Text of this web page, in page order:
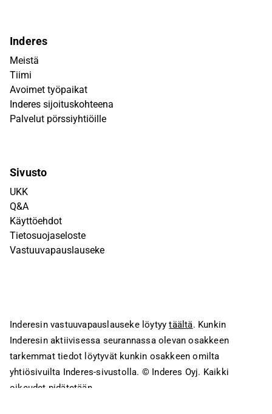
Inderes
Meistä
Tiimi
Avoimet työpaikat
Inderes sijoituskohteena
Palvelut pörssiyhtiöille
Sivusto
UKK
Q&A
Käyttöehdot
Tietosuojaseloste
Vastuuvapauslauseke
Inderesin vastuuvapauslauseke löytyytäältä. Kunkin
Inderesin aktiivisessa seurannassa olevan osakkeen
tarkemmat tiedot löytyvät kunkin osakkeen omilta
yhtiösivuilta Inderes-sivustolla. © Inderes Oyj. Kaikki
oikeudet pidätetään.